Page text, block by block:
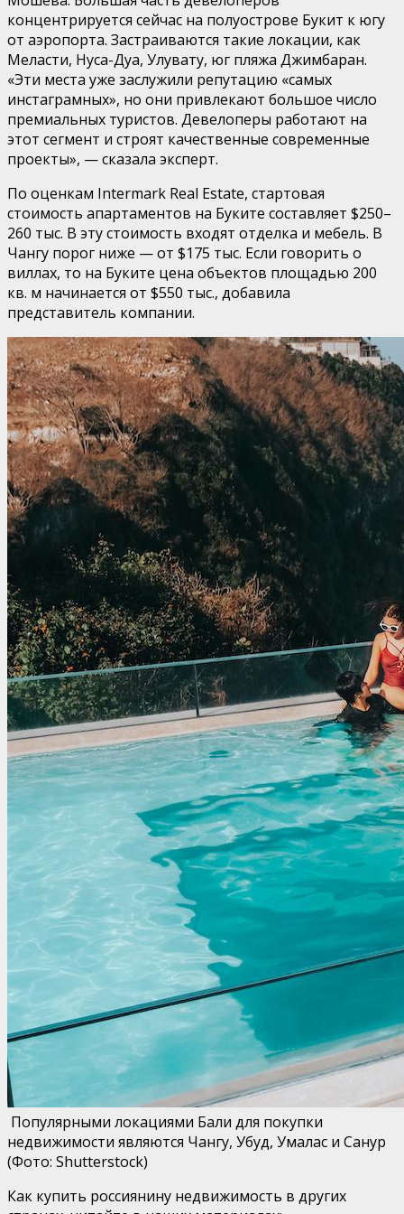
концентрируется сейчас на полуострове Букит к югу
от аэропорта. Застраиваются такие локации, как
Меласти, Нуса-Дуа, Улувату, юг пляжа Джимбаран.
«Эти места уже заслужили репутацию «самых
инстаграмных», но они привлекают большое число
премиальных туристов. Девелоперы работают на
этот сегмент и строят качественные современные
проекты», — сказала эксперт.
По оценкам Intermark Real Estate, стартовая
стоимость апартаментов на Буките составляет $250–
260 тыс. В эту стоимость входят отделка и мебель. В
Чангу порог ниже — от $175 тыс. Если говорить о
виллах, то на Буките цена объектов площадью 200
кв. м начинается от $550 тыс., добавила
представитель компании.
Популярными локациями Бали для покупки
недвижимости являются Чангу, Убуд, Умалас и Санур
(Фото: Shutterstock)
Как купить россиянину недвижимость в других